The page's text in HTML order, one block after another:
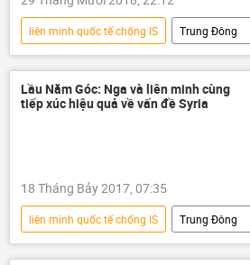
liên minh quốc tế chống IS
Trung Đông
Thế giới
Syria
Lầu Năm Góc: Nga và liên minh cùng
tiếp xúc hiệu quả về vấn đề Syria
18 Tháng Bảy 2017, 07:35
liên minh quốc tế chống IS
Trung Đông
Thế giới
Hoa Kỳ
Nga